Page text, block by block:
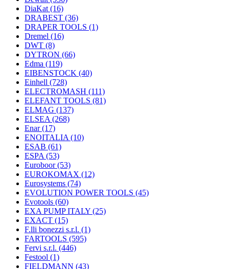
DiaKat (16)
DRABEST (36)
DRAPER TOOLS (1)
Dremel (16)
DWT (8)
DYTRON (66)
Edma (119)
EIBENSTOCK (40)
Einhell (728)
ELECTROMASH (111)
ELEFANT TOOLS (81)
ELMAG (137)
ELSEA (268)
Enar(17)
ENOITALIA (10)
ESAB (61)
ESPA (53)
Euroboor(53)
EUROKOMAX (12)
Eurosystems (74)
EVOLUTION POWER TOOLS (45)
Evotools (60)
EXA PUMP ITALY (25)
EXACT (15)
F.lli bonezzi s.r.l. (1)
FARTOOLS (595)
Fervi s.r.l. (446)
Festool (1)
FIELDMANN (43)